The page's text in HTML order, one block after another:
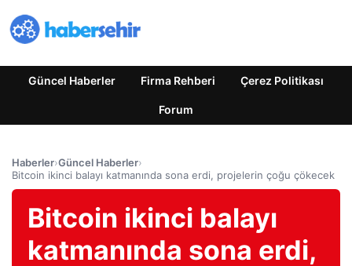
Güncel Haberler Firma Rehberi Çerez Politikası
Forum
Haberler›Güncel Haberler›
Bitcoin ikinci balayı katmanında sona erdi, projelerin çoğu çökecek
Bitcoin ikinci balayı
katmanında sona erdi,